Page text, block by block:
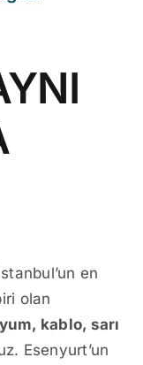
en
olan
kablo, sarı
Esenyurt’un